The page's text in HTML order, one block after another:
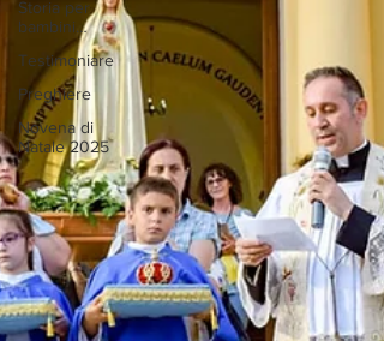
Storia per
bambini…
Testimoniare
Preghiere
Novena di
Natale 2025